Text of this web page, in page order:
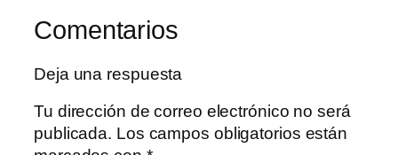
Comentarios
Deja una respuesta
Tu dirección de correo electrónico no será
publicada. Los campos obligatorios están